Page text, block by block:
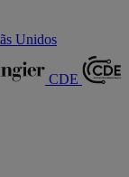
Unidos
CDE